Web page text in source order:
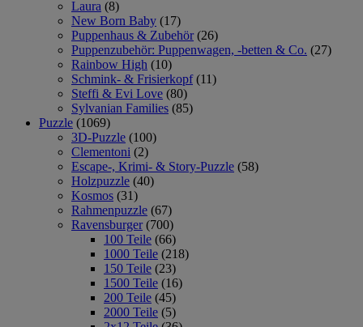
Laura (8)
New Born Baby (17)
Puppenhaus & Zubehör (26)
Puppenzubehör: Puppenwagen, -betten & Co. (27)
Rainbow High (10)
Schmink- & Frisierkopf (11)
Steffi & Evi Love (80)
Sylvanian Families (85)
Puzzle (1069)
3D-Puzzle (100)
Clementoni (2)
Escape-, Krimi- & Story-Puzzle (58)
Holzpuzzle (40)
Kosmos (31)
Rahmenpuzzle (67)
Ravensburger (700)
100 Teile (66)
1000 Teile (218)
150 Teile (23)
1500 Teile (16)
200 Teile (45)
2000 Teile (5)